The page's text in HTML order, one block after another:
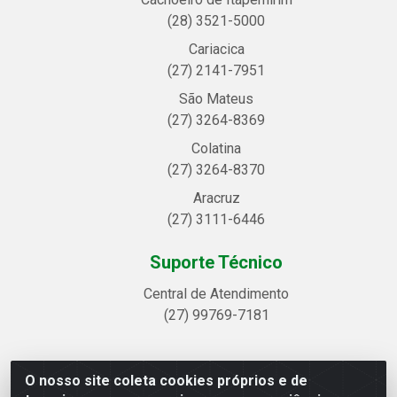
O nosso site coleta cookies próprios e de
(28) 3521-5000
Cariacica
(27) 2141-7951
São Mateus
(27) 3264-8369
Colatina
(27) 3264-8370
Aracruz
(27) 3111-6446
Suporte Técnico
Central de Atendimento
(27) 99769-7181
Linhavix Distribuidora LTDA - Avenida Alegre, 2521 -